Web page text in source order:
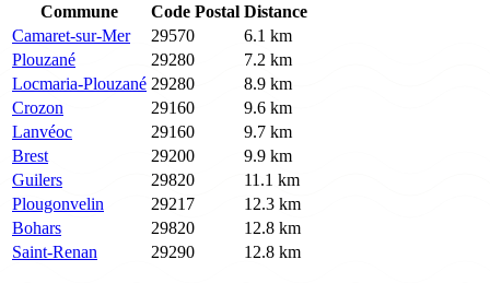
Commune Code Postal Distance
Camaret-sur-Mer
29570
6.1 km
Plouzané
29280
7.2 km
Locmaria-Plouzané 29280
8.9 km
Crozon
29160
9.6 km
Lanvéoc
29160
9.7 km
Brest
29200
9.9 km
Guilers
29820
11.1 km
Plougonvelin
29217
12.3 km
Bohars
29820
12.8 km
Saint-Renan
29290 12.8 km